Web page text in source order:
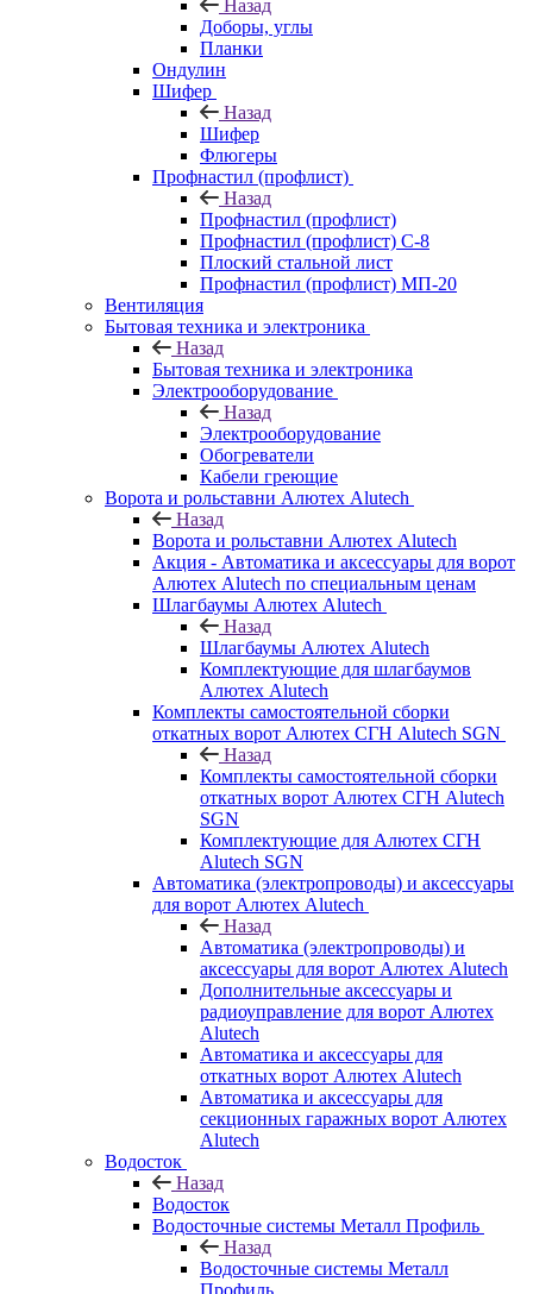
Назад
Доборы, углы
Планки
Ондулин
Шифер
Назад
Шифер
Флюгеры
Профнастил (профлист)
Назад
Профнастил (профлист)
Профнастил (профлист) С-8
Плоский стальной лист
Профнастил (профлист) МП-20
Вентиляция
Бытовая техника и электроника
Назад
Бытовая техника и электроника
Электрооборудование
Назад
Электрооборудование
Обогреватели
Кабели греющие
Ворота и рольставни Алютех Alutech
Назад
Ворота и рольставни Алютех Alutech
Акция - Автоматика и аксессуары для ворот
Алютех Alutech по специальным ценам
Шлагбаумы Алютех Alutech
Назад
Шлагбаумы Алютех Alutech
Комплектующие для шлагбаумов
Алютех Alutech
Комплекты самостоятельной сборки
откатных ворот Алютех СГН Alutech SGN
Назад
Комплекты самостоятельной сборки
откатных ворот Алютех СГН Alutech
SGN
Комплектующие для Алютех СГН
Alutech SGN
Автоматика (электропроводы) и аксессуары
для ворот Алютех Alutech
Назад
Автоматика (электропроводы) и
аксессуары для ворот Алютех Alutech
Дополнительные аксессуары и
радиоуправление для ворот Алютех
Alutech
Автоматика и аксессуары для
откатных ворот Алютех Alutech
Автоматика и аксессуары для
секционных гаражных ворот Алютех
Alutech
Водосток
Назад
Водосток
Водосточные системы Металл Профиль
Назад
Водосточные системы Металл
Профиль